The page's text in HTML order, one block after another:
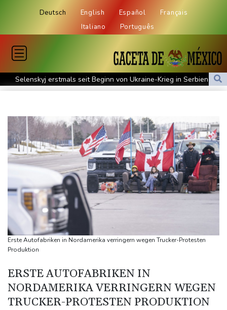
Deutsch English Español
Français
Italiano
Português
Selenskyj erstmals seit Beginn von Ukraine-Krieg in Serbien -
Treffen mit Vucic
Trump macht erneut Druck auf Zentralbank-Vorständin Cook
"Medizinische Bedenken": Asllani bleibt bei Hoffenheim
Eurojackpot geknackt: Mehr als 32 Millionen Euro gehen nach
Nordrhein-Westfalen
Menschenrechtsgruppen: Mehr als 140 Tote bei Migrationskrise
in Ceuta
Mindestens zehn Tote bei Angriffen der pro-iranischen Huthis im
Jemen
US-Senat stimmt für verschärfte Sanktionen gegen Russland
US-Gericht setzt Bau von Trumps Ballsaal aus - Präsident
Direkt-ICE Berlin-Paris bleibt wegen Technikproblemen vorerst
unterbrochen
Erste Autofabriken in Nordamerika verringern wegen Trucker-Protesten
Produktion
ERSTE AUTOFABRIKEN IN
NORDAMERIKA VERRINGERN WEGEN
TRUCKER-PROTESTEN PRODUKTION